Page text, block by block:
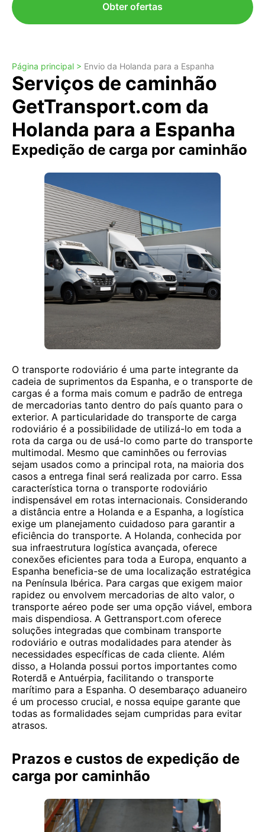
Obter ofertas
Página principal > Envio da Holanda para a Espanha
Serviços de caminhão
GetTransport.com da
Holanda para a Espanha
Expedição de carga por caminhão
O transporte rodoviário é uma parte integrante da
cadeia de suprimentos da Espanha, e o transporte de
cargas é a forma mais comum e padrão de entrega
de mercadorias tanto dentro do país quanto para o
exterior. A particularidade do transporte de carga
rodoviário é a possibilidade de utilizá-lo em toda a
rota da carga ou de usá-lo como parte do transporte
multimodal. Mesmo que caminhões ou ferrovias
sejam usados como a principal rota, na maioria dos
casos a entrega final será realizada por carro. Essa
característica torna o transporte rodoviário
indispensável em rotas internacionais. Considerando
a distância entre a Holanda e a Espanha, a logística
exige um planejamento cuidadoso para garantir a
eficiência do transporte. A Holanda, conhecida por
sua infraestrutura logística avançada, oferece
conexões eficientes para toda a Europa, enquanto a
Espanha beneficia-se de uma localização estratégica
na Península Ibérica. Para cargas que exigem maior
rapidez ou envolvem mercadorias de alto valor, o
transporte aéreo pode ser uma opção viável, embora
mais dispendiosa. A Gettransport.com oferece
soluções integradas que combinam transporte
rodoviário e outras modalidades para atender às
necessidades específicas de cada cliente. Além
disso, a Holanda possui portos importantes como
Roterdã e Antuérpia, facilitando o transporte
marítimo para a Espanha. O desembaraço aduaneiro
é um processo crucial, e nossa equipe garante que
todas as formalidades sejam cumpridas para evitar
atrasos.
Prazos e custos de expedição de
carga por caminhão